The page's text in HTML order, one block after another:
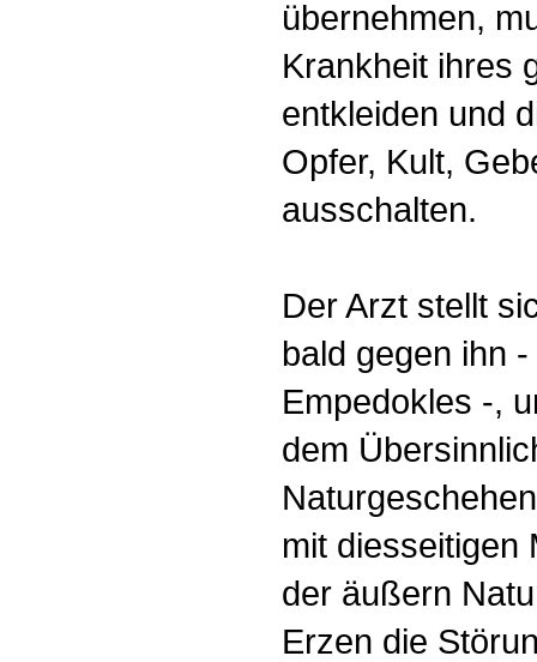
übernehmen,
Krankheit ihres
entkleiden und
Opfer, Kult,
ausschalten.
Der Arzt stellt
bald gegen ihn
Empedokles -,
dem
mit diesseitigen
der äußern
Erzen die